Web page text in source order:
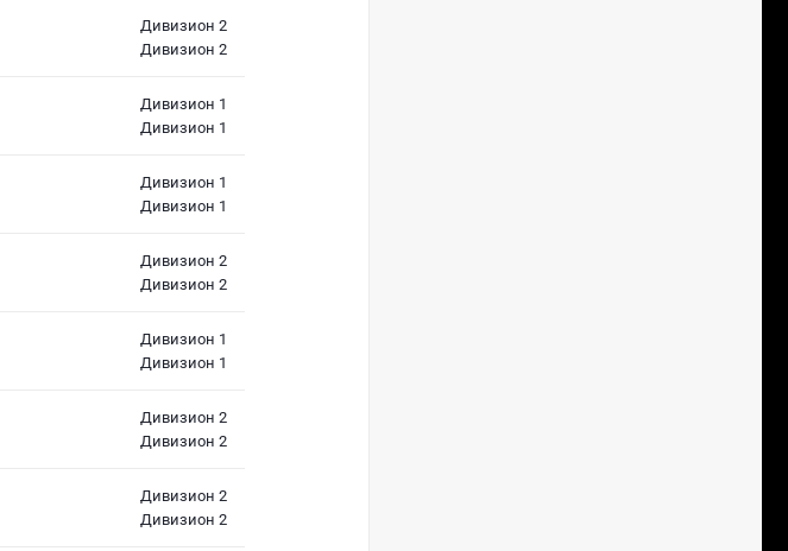
Дивизион 2
Дивизион 2
Дивизион 1
Дивизион 1
Дивизион 1
Дивизион 1
Дивизион 2
Дивизион 2
Дивизион 1
Дивизион 1
Дивизион 2
Дивизион 2
Дивизион 2
Дивизион 2